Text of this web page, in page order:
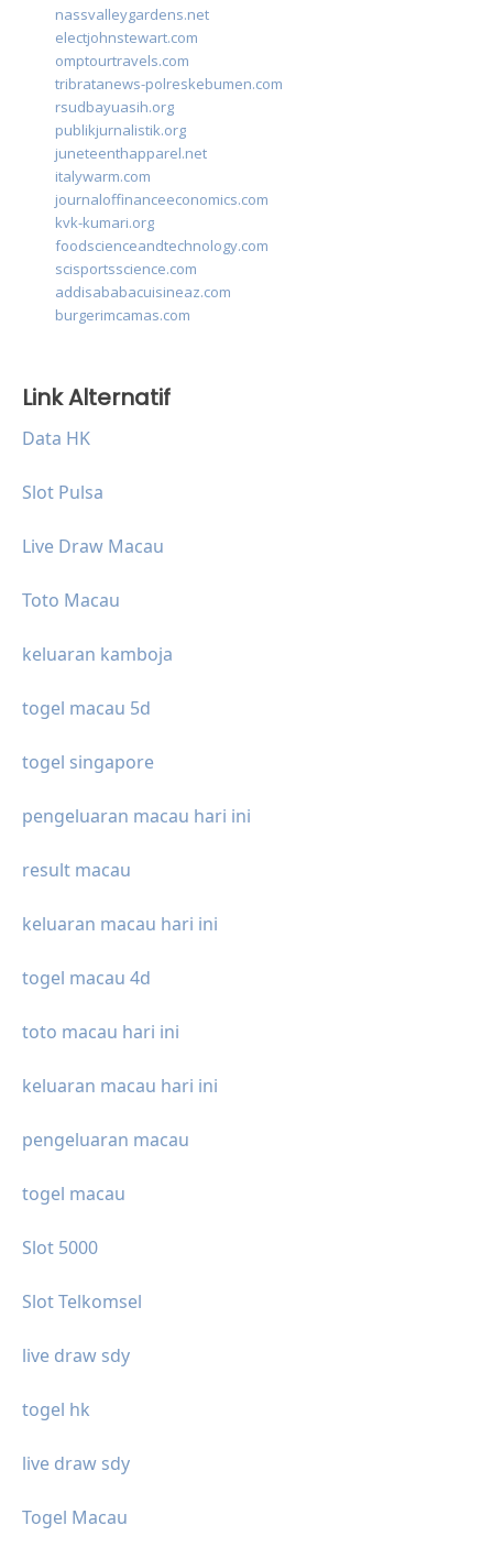
nassvalleygardens.net
electjohnstewart.com
omptourtravels.com
tribratanews-polreskebumen.com
rsudbayuasih.org
publikjurnalistik.org
juneteenthapparel.net
italywarm.com
journaloffinanceeconomics.com
kvk-kumari.org
foodscienceandtechnology.com
scisportsscience.com
addisababacuisineaz.com
burgerimcamas.com
Link Alternatif
Data HK
Slot Pulsa
Live Draw Macau
Toto Macau
keluaran kamboja
togel macau 5d
togel singapore
pengeluaran macau hari ini
result macau
keluaran macau hari ini
togel macau 4d
toto macau hari ini
keluaran macau hari ini
pengeluaran macau
togel macau
Slot 5000
Slot Telkomsel
live draw sdy
togel hk
live draw sdy
Togel Macau